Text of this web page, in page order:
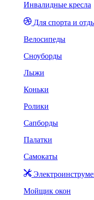
Инвалидные кресла
Для спорта и
Велосипеды
Сноуборды
Лыжи
Коньки
Ролики
Сапборды
Палатки
Самокаты
Мойщик окон